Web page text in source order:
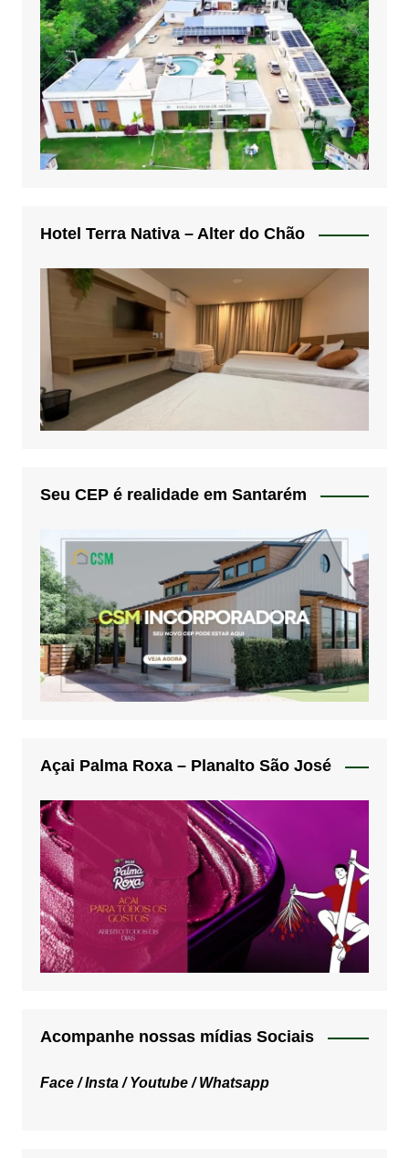
Hotel Terra Nativa – Alter do Chão
Seu CEP é realidade em Santarém
Açai Palma Roxa – Planalto São José
Acompanhe nossas mídias Sociais
Face /Insta /Youtube /Whatsapp